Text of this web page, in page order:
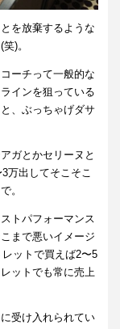
を放棄するような
)。
ーチって一般的な
インを狙っている
、ぶっちゃげダサ
ガとかセリーヌと
万出してそこそこ
。
トパフォーマンス
まで悪いイメージ
ットで買えば2〜5
ットでも常に売上
受け入れられてい